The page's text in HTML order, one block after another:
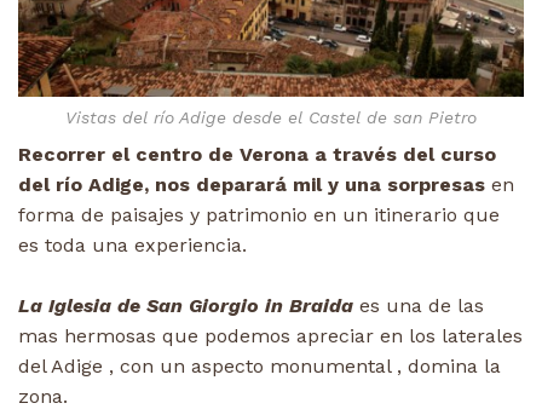
Vistas del río Adige desde el Castel de san Pietro
Recorrer el centro de Verona a través del curso
del río Adige, nos deparará mil y una sorpresas en
forma de paisajes y patrimonio en un itinerario que
es toda una experiencia.
La Iglesia de San Giorgio in Braida es una de las
mas hermosas que podemos apreciar en los laterales
del Adige , con un aspecto monumental , domina la
zona.